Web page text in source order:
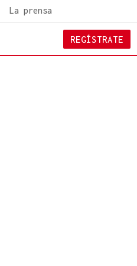
La prensa
REGÍSTRATE